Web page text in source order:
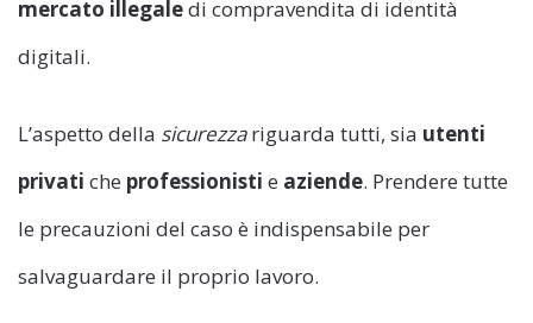
mercato illegaledi compravendita di identità
digitali.
L’aspetto della sicurezzariguarda tutti, sia utenti
privati che professionisti e aziende. Prendere tutte
le precauzioni del caso è indispensabile per
salvaguardare il proprio lavoro.